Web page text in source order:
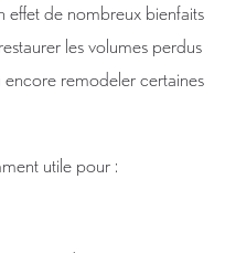
de nombreux bienfaits
les volumes perdus
remodeler certaines
utile pour :